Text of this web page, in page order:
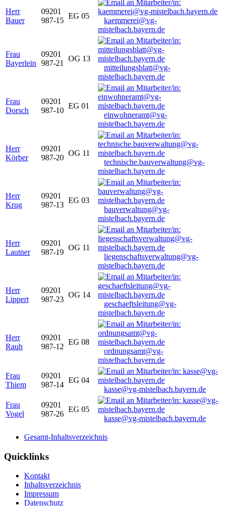
Herr
Bauer
09201
987-15
EG 05
kaemmerei@vg-
mistelbach.bayern.de
Frau
Bayerlein
09201
987-21
OG 13
mitteilungsblatt@vg-
mistelbach.bayern.de
Frau
Dorsch
09201
987-10
EG 01
einwohneramt@vg-
mistelbach.bayern.de
Herr
Körber
09201
987-20
OG 11
technische.bauverwaltung@vg-
mistelbach.bayern.de
Herr
Krug
09201
987-13
EG 03
bauverwaltung@vg-
mistelbach.bayern.de
Herr
Lautner
09201
987-19
OG 11
liegenschaftsverwaltung@vg-
mistelbach.bayern.de
Herr
Lippert
09201
987-23
OG 14
geschaeftsleitung@vg-
mistelbach.bayern.de
Herr
Rauh
09201
987-12
EG 08
ordnungsamt@vg-
mistelbach.bayern.de
Frau
Thiem
09201
987-14
EG 04
kasse@vg-mistelbach.bayern.de
Frau
Vogel
09201
987-26
EG 05
kasse@vg-mistelbach.bayern.de
Gesamt-Inhaltsverzeichnis
Quicklinks
Kontakt
Inhaltsverzeichnis
Impressum
Datenschutz